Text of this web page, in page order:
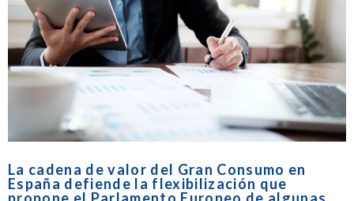
La cadena de valor del Gran Consumo en
España defiende la flexibilización que